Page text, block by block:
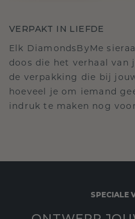
VERPAKT IN LIEFDE
Elk DiamondsByMe
doos die het verhaal van
de verpakking die bij
hoeveel je om iemand
indruk te maken nog
SPECIALE